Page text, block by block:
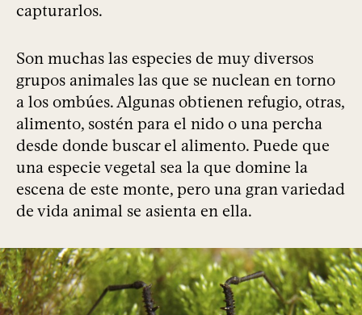
capturarlos.
Son muchas las especies de muy diversos
grupos animales las que se nuclean en torno
a los ombúes. Algunas obtienen refugio, otras,
alimento, sostén para el nido o una percha
desde donde buscar el alimento. Puede que
una especie vegetal sea la que domine la
escena de este monte, pero una gran variedad
de vida animal se asienta en ella.